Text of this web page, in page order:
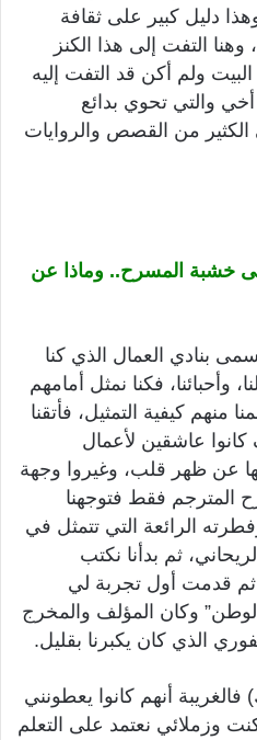
دليل كبير على ثقافة
التفت إلى هذا الكنز
ولم أكن قد التفت إليه
والتي تحوي بدائع
من القصص والروايات
خشبة المسرح.. وماذا عن
بنادي العمال الذي كنا
وأحبائنا، فكنا نمثل أمامهم
منهم كيفية التمثيل، فأتقنا
كانوا عاشقين لأعمال
عن ظهر قلب، وغيروا وجهة
المترجم فقط فتوجهنا
الرائعة التي تتمثل في
ثم بدأنا نكتب
ثم قدمت أول تجربة لي
وكان المؤلف والمخرج
الذي كان يكبرنا بقليل.
أنهم كانوا يعطونني
وزملائي نعتمد على التعلم